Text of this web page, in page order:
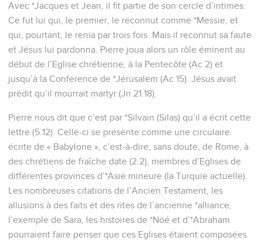
Avec *Jacques et Jean, il fit partie de son cercle d’intimes.
Ce fut lui qui, le premier, le reconnut comme *Messie, et
qui, pourtant, le renia par trois fois. Mais il reconnut sa faute
et Jésus lui pardonna. Pierre joua alors un rôle éminent au
début de l’Eglise chrétienne, à la Pentecôte (Ac 2) et
jusqu’à la Conférence de *Jérusalem (Ac 15). Jésus avait
prédit qu’il mourrait martyr (Jn 21.18).
Pierre nous dit que c’est par *Silvain (Silas) qu’il a écrit cette
lettre (5.12). Celle-ci se présente comme une circulaire
écrite de « Babylone », c’est-à-dire, sans doute, de Rome, à
des chrétiens de fraîche date (2.2), membres d’Eglises de
différentes provinces d’*Asie mineure (la Turquie actuelle).
Les nombreuses citations de l’Ancien Testament, les
allusions à des faits et des rites de l’ancienne *alliance,
l’exemple de Sara, les histoires de *Noé et d’*Abraham
pourraient faire penser que ces Eglises étaient composées